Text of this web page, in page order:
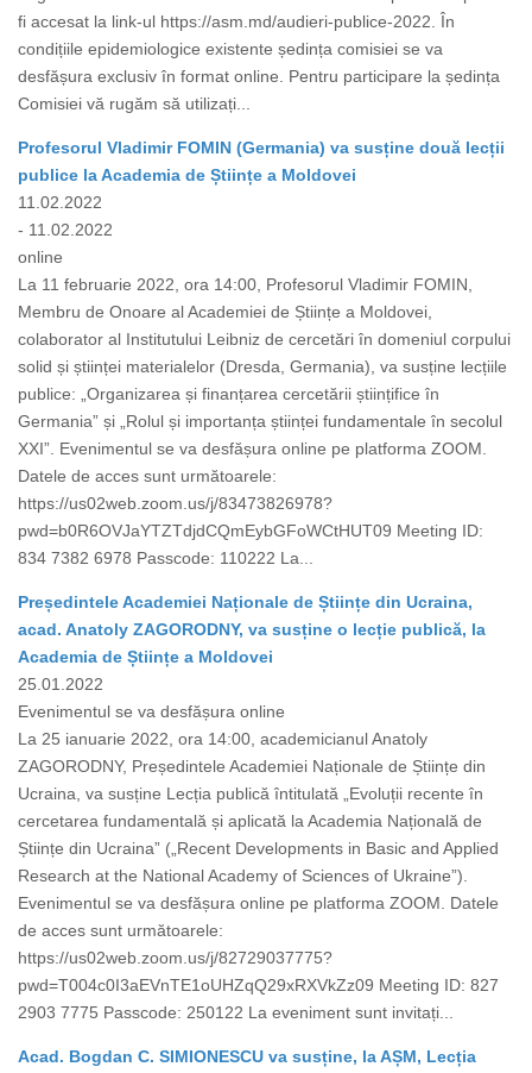
fi accesat la link-ul https://asm.md/audieri-publice-2022. În
condițiile epidemiologice existente ședința comisiei se va
desfășura exclusiv în format online. Pentru participare la ședința
Comisiei vă rugăm să utilizați...
Profesorul Vladimir FOMIN (Germania) va susține două lecții
publice la Academia de Științe a Moldovei
11.02.2022
- 11.02.2022
online
La 11 februarie 2022, ora 14:00, Profesorul Vladimir FOMIN,
Membru de Onoare al Academiei de Științe a Moldovei,
colaborator al Institutului Leibniz de cercetări în domeniul corpului
solid și științei materialelor (Dresda, Germania), va susține lecțiile
publice: „Organizarea și finanțarea cercetării științifice în
Germania” și „Rolul și importanța științei fundamentale în secolul
XXI”. Evenimentul se va desfășura online pe platforma ZOOM.
Datele de acces sunt următoarele:
https://us02web.zoom.us/j/83473826978?
pwd=b0R6OVJaYTZTdjdCQmEybGFoWCtHUT09 Meeting ID:
834 7382 6978 Passcode: 110222 La...
Președintele Academiei Naționale de Științe din Ucraina,
acad. Anatoly ZAGORODNY, va susține o lecție publică, la
Academia de Științe a Moldovei
25.01.2022
Evenimentul se va desfășura online
La 25 ianuarie 2022, ora 14:00, academicianul Anatoly
ZAGORODNY, Președintele Academiei Naționale de Științe din
Ucraina, va susține Lecția publică întitulată „Evoluții recente în
cercetarea fundamentală și aplicată la Academia Națională de
Științe din Ucraina” („Recent Developments in Basic and Applied
Research at the National Academy of Sciences of Ukraine”).
Evenimentul se va desfășura online pe platforma ZOOM. Datele
de acces sunt următoarele:
https://us02web.zoom.us/j/82729037775?
pwd=T004c0I3aEVnTE1oUHZqQ29xRXVkZz09 Meeting ID: 827
2903 7775 Passcode: 250122 La eveniment sunt invitați...
Acad. Bogdan C. SIMIONESCU va susține, la AȘM, Lecția